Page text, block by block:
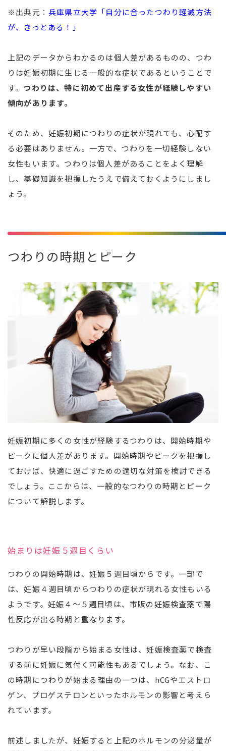
※出典元： 兵庫県立大学「自分に合ったつわり軽減方法
が、きっとある！」
上記のデータからわかるのは個人差があるものの、つわ
りは妊娠初期に生じる一般的な症状であるということで
す。 つわりは、特に初めて出産する女性が経験しやすい
傾向があります。
そのため、妊娠初期につわりの症状が現れても、心配す
る必要はありません。一方で、つわりを一切経験しない
女性もいます。つわりは個人差があることをよく理解
し、基礎知識を把握したうえで備えておくようにしまし
ょう。
つわりの時期とピーク
妊娠初期に多くの女性が経験するつわりは、開始時期や
ピークに個人差があります。開始時期やピークを把握し
ておけば、快適に過ごすための適切な対策を検討できる
でしょう。ここからは、一般的なつわりの時期とピーク
について解説します。
始まりは妊娠５週目くらい
つわりの開始時期は、妊娠５週目頃からです。一部で
は、妊娠４週目頃からつわりの症状が現れる女性もいる
ようです。妊娠４～５週目頃は、市販の妊娠検査薬で陽
性反応が出る時期と重なります。
つわりが早い段階から始まる女性は、妊娠検査薬で検査
する前に妊娠に気付く可能性もあるでしょう。なお、こ
の時期につわりが始まる理由の一つは、hCGやエストロ
ゲン、プロゲステロンといったホルモンの影響と考えら
れています。
前述しましたが、妊娠すると上記のホルモンの分泌量が